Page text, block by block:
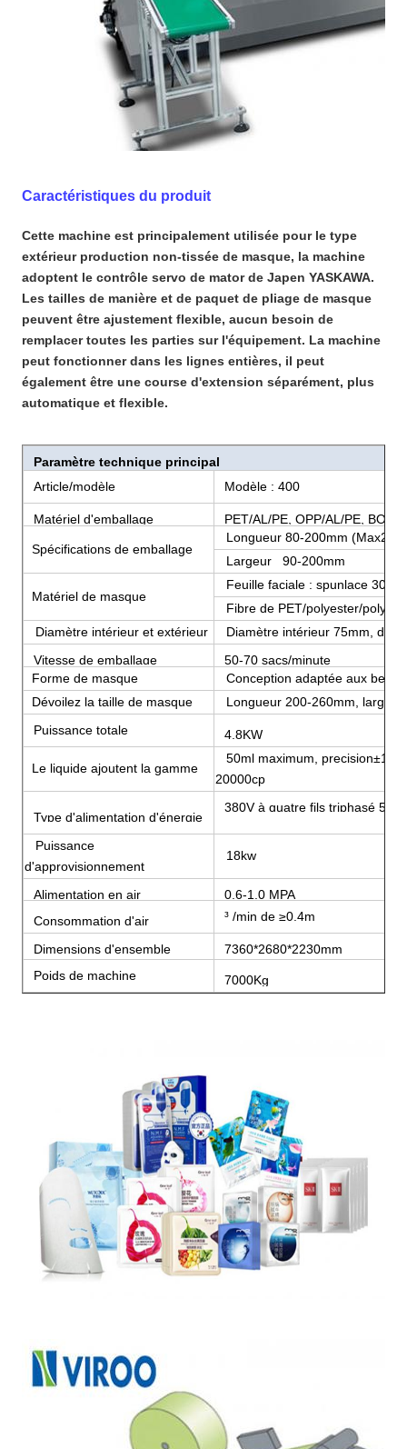
Caractéristiques du produit
Cette machine est principalement utilisée pour le type
extérieur production non-tissée de masque, la machine
adoptent le contrôle servo de mator de Japen YASKAWA.
Les tailles de manière et de paquet de pliage de masque
peuvent être ajustement flexible, aucun besoin de
remplacer toutes les parties sur l'équipement. La machine
peut fonctionner dans les lignes entières, il peut
également être une course d'extension séparément, plus
automatique et flexible.
Paramètre technique principal
Article/modèle
Modèle : 400
Matériel d'emballage PET/AL/PE, OPP/AL/PE,
Spécifications de emballage
Longueur 80-200mm
Largeur 90-200mm
Matériel de masque
Feuille faciale : spunlace 30-
Fibre de PET/polyester/
Diamètre intérieur et extérieur
Diamètre intérieur 75mm,
Vitesse de emballage
50-70 sacs/minute
Forme de masque
Conception adaptée aux
Dévoilez la taille de masque
Longueur 200-260mm, largeur
Puissance totale
4.8KW
Le liquide ajoutent la gamme
50ml maximum, precision±1%,
20000cp
Type d'alimentation d'énergie
380V à quatre fils triphasé 50/
Puissance
d'approvisionnement
18kw
Alimentation en air
0.6-1.0 MPA
Consommation d'air
³ /min de ≥0.4m
Dimensions d'ensemble
(L*W*H)
7360*2680*2230mm
Poids de machine
7000Kg